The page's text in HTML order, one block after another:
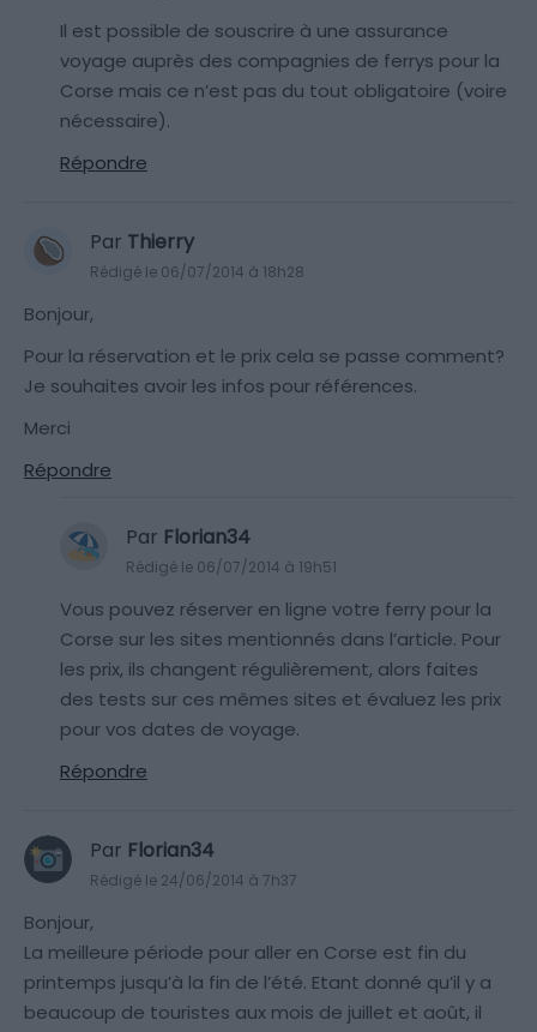
Il est possible de souscrire à une assurance
voyage auprès des compagnies de ferrys pour la
Corse mais ce n’est pas du tout obligatoire (voire
nécessaire).
Répondre
Par Thierry
Rédigé le 06/07/2014 à 18h28
Bonjour,
Pour la réservation et le prix cela se passe comment?
Je souhaites avoir les infos pour références.
Merci
Répondre
Par Florian34
Rédigé le 06/07/2014 à 19h51
Vous pouvez réserver en ligne votre ferry pour la
Corse sur les sites mentionnés dans l’article. Pour
les prix, ils changent régulièrement, alors faites
des tests sur ces mêmes sites et évaluez les prix
pour vos dates de voyage.
Répondre
Par Florian34
Rédigé le 24/06/2014 à 7h37
Bonjour,
La meilleure période pour aller en Corse est fin du
printemps jusqu’à la fin de l’été. Etant donné qu’il y a
beaucoup de touristes aux mois de juillet et août, il